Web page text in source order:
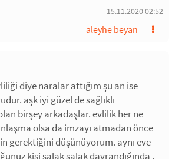
15.11.2020 02:52
aleyhe beyan
diye naralar attığım şu an ise
aşk iyi güzel de sağlıklı
birşey arkadaşlar. evlilik her ne
olsa da imzayı atmadan önce
gerektiğini düşünüyorum. aynı eve
kişi salak salak davrandığında ,